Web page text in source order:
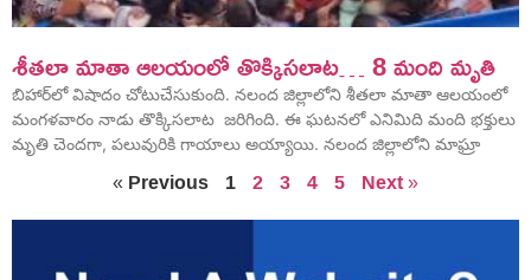
శీతలా మాతా ఆలయంలో తొక్కిసలాట… 8 మంది మృతి
బిహార్‌లో విషాదం చోటుచేసుకుంది. నలంద జిల్లాలోని శీతలా మాతా ఆలయంలో
మంగళవారం నాడు తొక్కిసలాట జరిగింది. ఈ ఘటనలో ఎనిమిది మంది భక్తులు
మృతి చెందగా, పలువురికి గాయాలు అయ్యాయి. నలంద జిల్లాలోని మాఘ్రా
« Previous 1 2 3 4 5 Next »